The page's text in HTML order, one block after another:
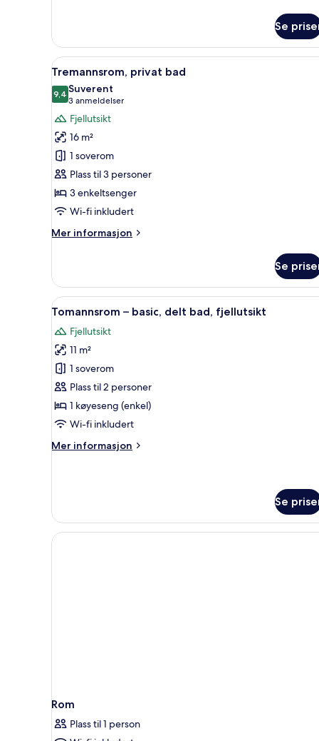
for
menn
og
kvinner,
privat
Se
Åpne
alle
bildene
av
Tremannsrom,
privat
bad
Tremannsrom, privat bad |
4
Tremannsrom, privat bad
9,49,4 av 10
Suverent
3 anmeldelser
(3
anmeldelser)
Fjellutsikt
16 m²
1 soverom
Plass til 3 personer
3 enkeltsenger
Wi-fi inkludert
Mer informasjon
Mer
privat
bad
Se
Åpne
alle
bildene
av
Tomannsrom
–
basic,
delt
fjellutsikt
Safe på rommet, skrivebord
1
Tomannsrom – basic, delt bad, fjellutsikt
Fjellutsikt
11 m²
1 soverom
Plass til 2 personer
1 køyeseng (enkel)
Wi-fi inkludert
Mer informasjon
Mer
delt
bad,
Se
Rom
Plass til 1 person